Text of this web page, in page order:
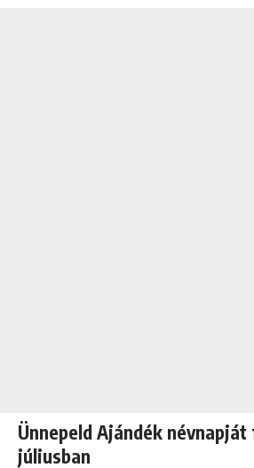
Ünnepeld Ajándék
júliusban